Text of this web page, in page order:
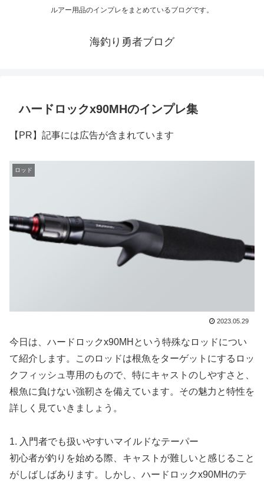
ルアー用品のインプレをまとめているブログです。
海釣り勇者ブログ
ハードロックx90MHのインプレ集
【PR】記事には広告が含まれています
ロッド
2023.05.29
今日は、ハードロックx90MHという特殊なロッドについ
て紹介します。このロッドは根魚をターゲットにするロッ
クフィッシュ専用のもので、特にキャストのしやすさと、
根魚に負けない強靭さを備えています。その魅力と特性を
詳しく見ていきましょう。
1. 入門者でも扱いやすいマイルドなテーパー
初心者が釣りを始める際、キャストが難しいと感じること
がしばしばあります。しかし、ハードロックx90MHのテ